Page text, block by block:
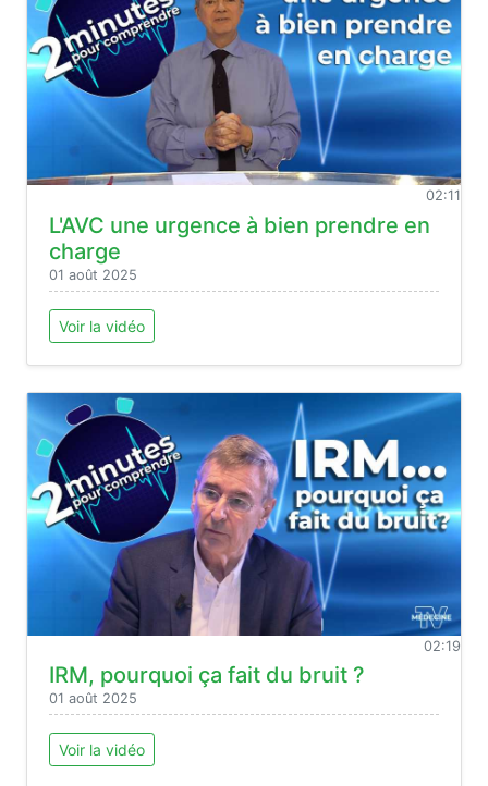
02:11
L'AVC une urgence à bien prendre en
charge
01 août 2025
Voir la vidéo
02:19
IRM, pourquoi ça fait du bruit ?
01 août 2025
Voir la vidéo